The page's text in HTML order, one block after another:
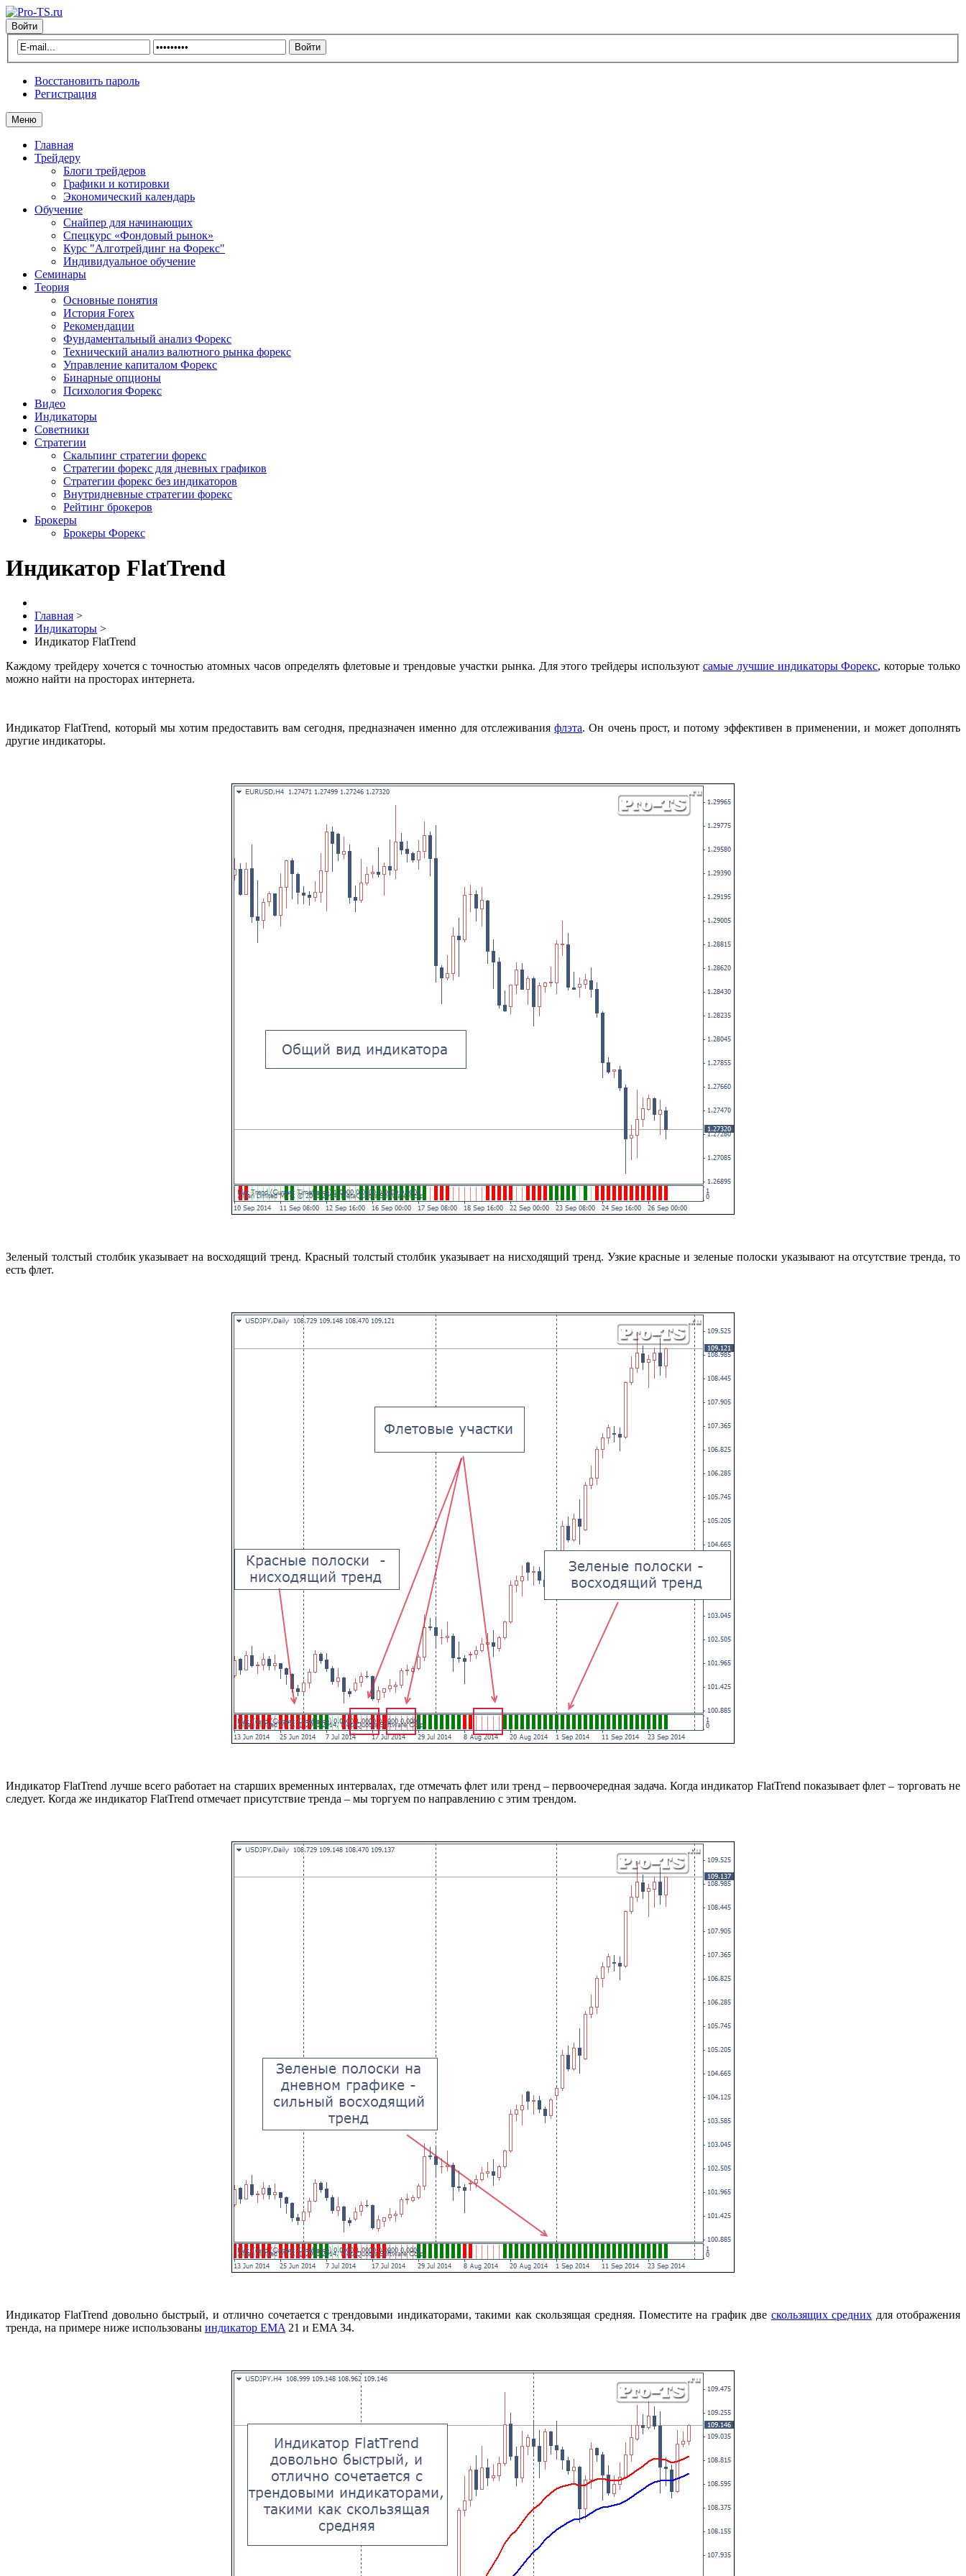
Войти
Восстановить пароль
Регистрация
Меню
Главная
Трейдеру
Блоги трейдеров
Графики и котировки
Экономический календарь
Обучение
Снайпер для начинающих
Спецкурс «Фондовый рынок»
Курс "Алготрейдинг на Форекс"
Индивидуальное обучение
Семинары
Теория
Основные понятия
История Forex
Рекомендации
Фундаментальный анализ Форекс
Технический анализ валютного рынка форекс
Управление капиталом Форекс
Бинарные опционы
Психология Форекс
Видео
Индикаторы
Советники
Стратегии
Скальпинг стратегии форекс
Стратегии форекс для дневных графиков
Стратегии форекс без индикаторов
Внутридневные стратегии форекс
Рейтинг брокеров
Брокеры
Брокеры Форекс
Индикатор FlatTrend
Главная >
Индикаторы >
Индикатор FlatTrend
Каждому трейдеру хочется с точностью атомных часов определять флетовые и трендовые участки рынка. Для этого трейдеры используют самые лучшие индикаторы Форекс, которые только
можно найти на просторах интернета.
Индикатор FlatTrend, который мы хотим предоставить вам сегодня, предназначен именно для отслеживанияфлэта. Он очень прост, и потому эффективен в применении, и может дополнять
другие индикаторы.
Зеленый толстый столбик указывает на восходящий тренд. Красный толстый столбик указывает на нисходящий тренд. Узкие красные и зеленые полоски указывают на отсутствие тренда, то
есть флет.
Индикатор FlatTrend лучше всего работает на старших временных интервалах, где отмечать флет или тренд – первоочередная задача. Когда индикатор FlatTrend показывает флет – торговать не
следует. Когда же индикатор FlatTrend отмечает присутствие тренда – мы торгуем по направлению с этим трендом.
Индикатор FlatTrend довольно быстрый, и отлично сочетается с трендовыми индикаторами, такими как скользящая средняя. Поместите на график две скользящих средних для отображения
тренда, на примере ниже использованы индикатор EMA21 и EMA 34.